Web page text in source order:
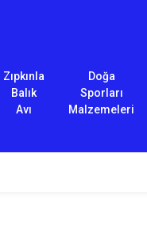
Zıpkınla
Balık
Avı
Doğa
Sporları
Malzemeleri